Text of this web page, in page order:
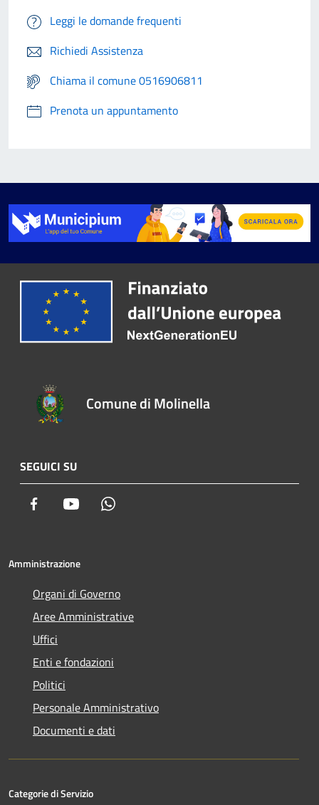
Leggi le domande frequenti
Richiedi Assistenza
Chiama il comune 0516906811
Prenota un appuntamento
Comune di Molinella
SEGUICI SU
Facebook Youtube
Amministrazione
Organi di Governo
Aree Amministrative
Uffici
Enti e fondazioni
Politici
Personale Amministrativo
Documenti e dati
Categorie di Servizio